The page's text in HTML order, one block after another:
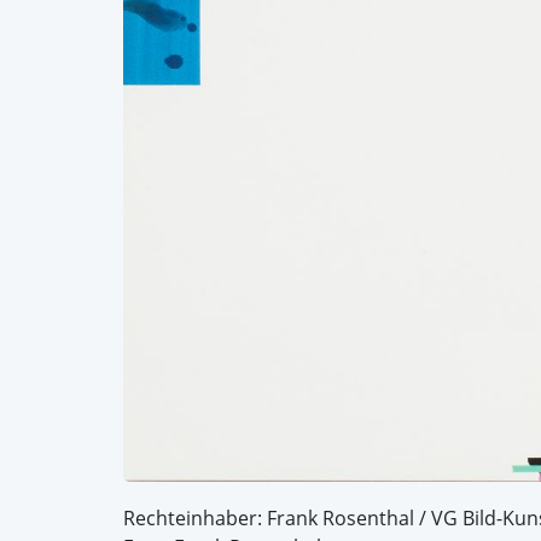
Rechteinhaber: Frank Rosenthal / VG Bild-